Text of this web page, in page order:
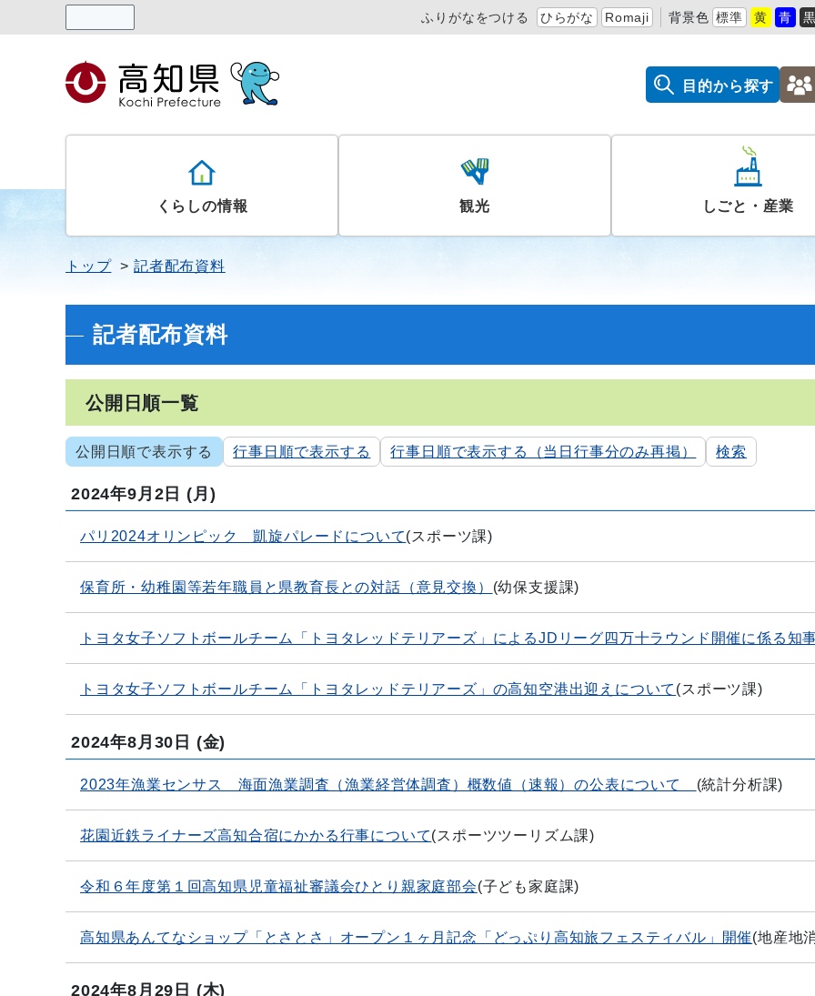
ふりがなをつける ひらがな Romaji 背景色 標準 黄 青 黒
目的から探す
くらしの情報 観光 しごと・産業
トップ 記者配布資料
記者配布資料
公開日順一覧
公開日順で表示する 行事日順で表示する 行事日順で表示する（当日行事分のみ再掲） 検索
2024年9月2日 (月)
パリ2024オリンピック 凱旋パレードについて(スポーツ課)
保育所・幼稚園等若年職員と県教育長との対話（意見交換） (幼保支援課)
トヨタ女子ソフトボールチーム「トヨタレッドテリアーズ」によるJDリーグ四万十ラウンド開催に係る知
トヨタ女子ソフトボールチーム「トヨタレッドテリアーズ」の高知空港出迎えについて (スポーツ課)
2024年8月30日 (金)
2023年漁業センサス 海面漁業調査（漁業経営体調査）概数値（速報）の公表について (統計分析課)
花園近鉄ライナーズ高知合宿にかかる行事について(スポーツツーリズム課)
令和６年度第１回高知県児童福祉審議会ひとり親家庭部会(子ども家庭課)
高知県あんてなショップ「とさとさ」オープン１ヶ月記念「どっぷり高知旅フェスティバル」開催(地産地
2024年8月29日 (木)